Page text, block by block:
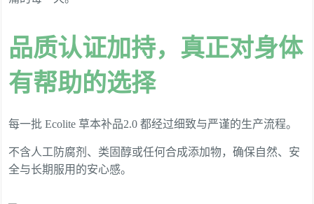
品质认证加持，真正对身体
有帮助的选择
每一批 Ecolite 草本补品2.0 都经过细致与严谨的生产流程。
不含人工防腐剂、类固醇或任何合成添加物，确保自然、安
全与长期服用的安心感。